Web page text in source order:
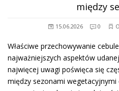
między
15.06.2026 0
Właściwe przechowywanie
najważniejszych aspektów
najwięcej uwagi poświęca się
między sezonami